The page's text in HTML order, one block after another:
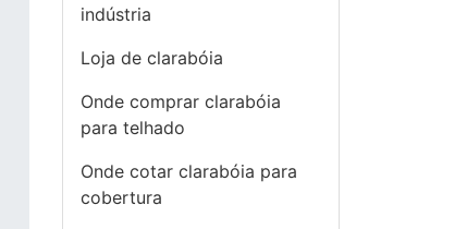
indústria
Loja de clarabóia
Onde comprar clarabóia
para telhado
Onde cotar clarabóia para
cobertura